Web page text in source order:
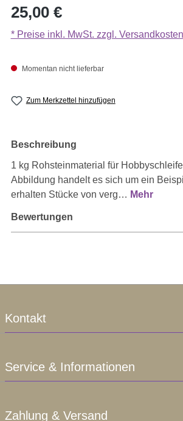
Regulärer Preis:
25,00 €
* Preise inkl. MwSt. zzgl. Versandkosten
Momentan nicht lieferbar
Zum Merkzettel hinzufügen
Beschreibung
1 kg Rohsteinmaterial für
Abbildung handelt es sich um ein
erhalten Stücke von verg… Mehr
Bewertungen
Kontakt
Service & Informationen
Zahlung & Versand